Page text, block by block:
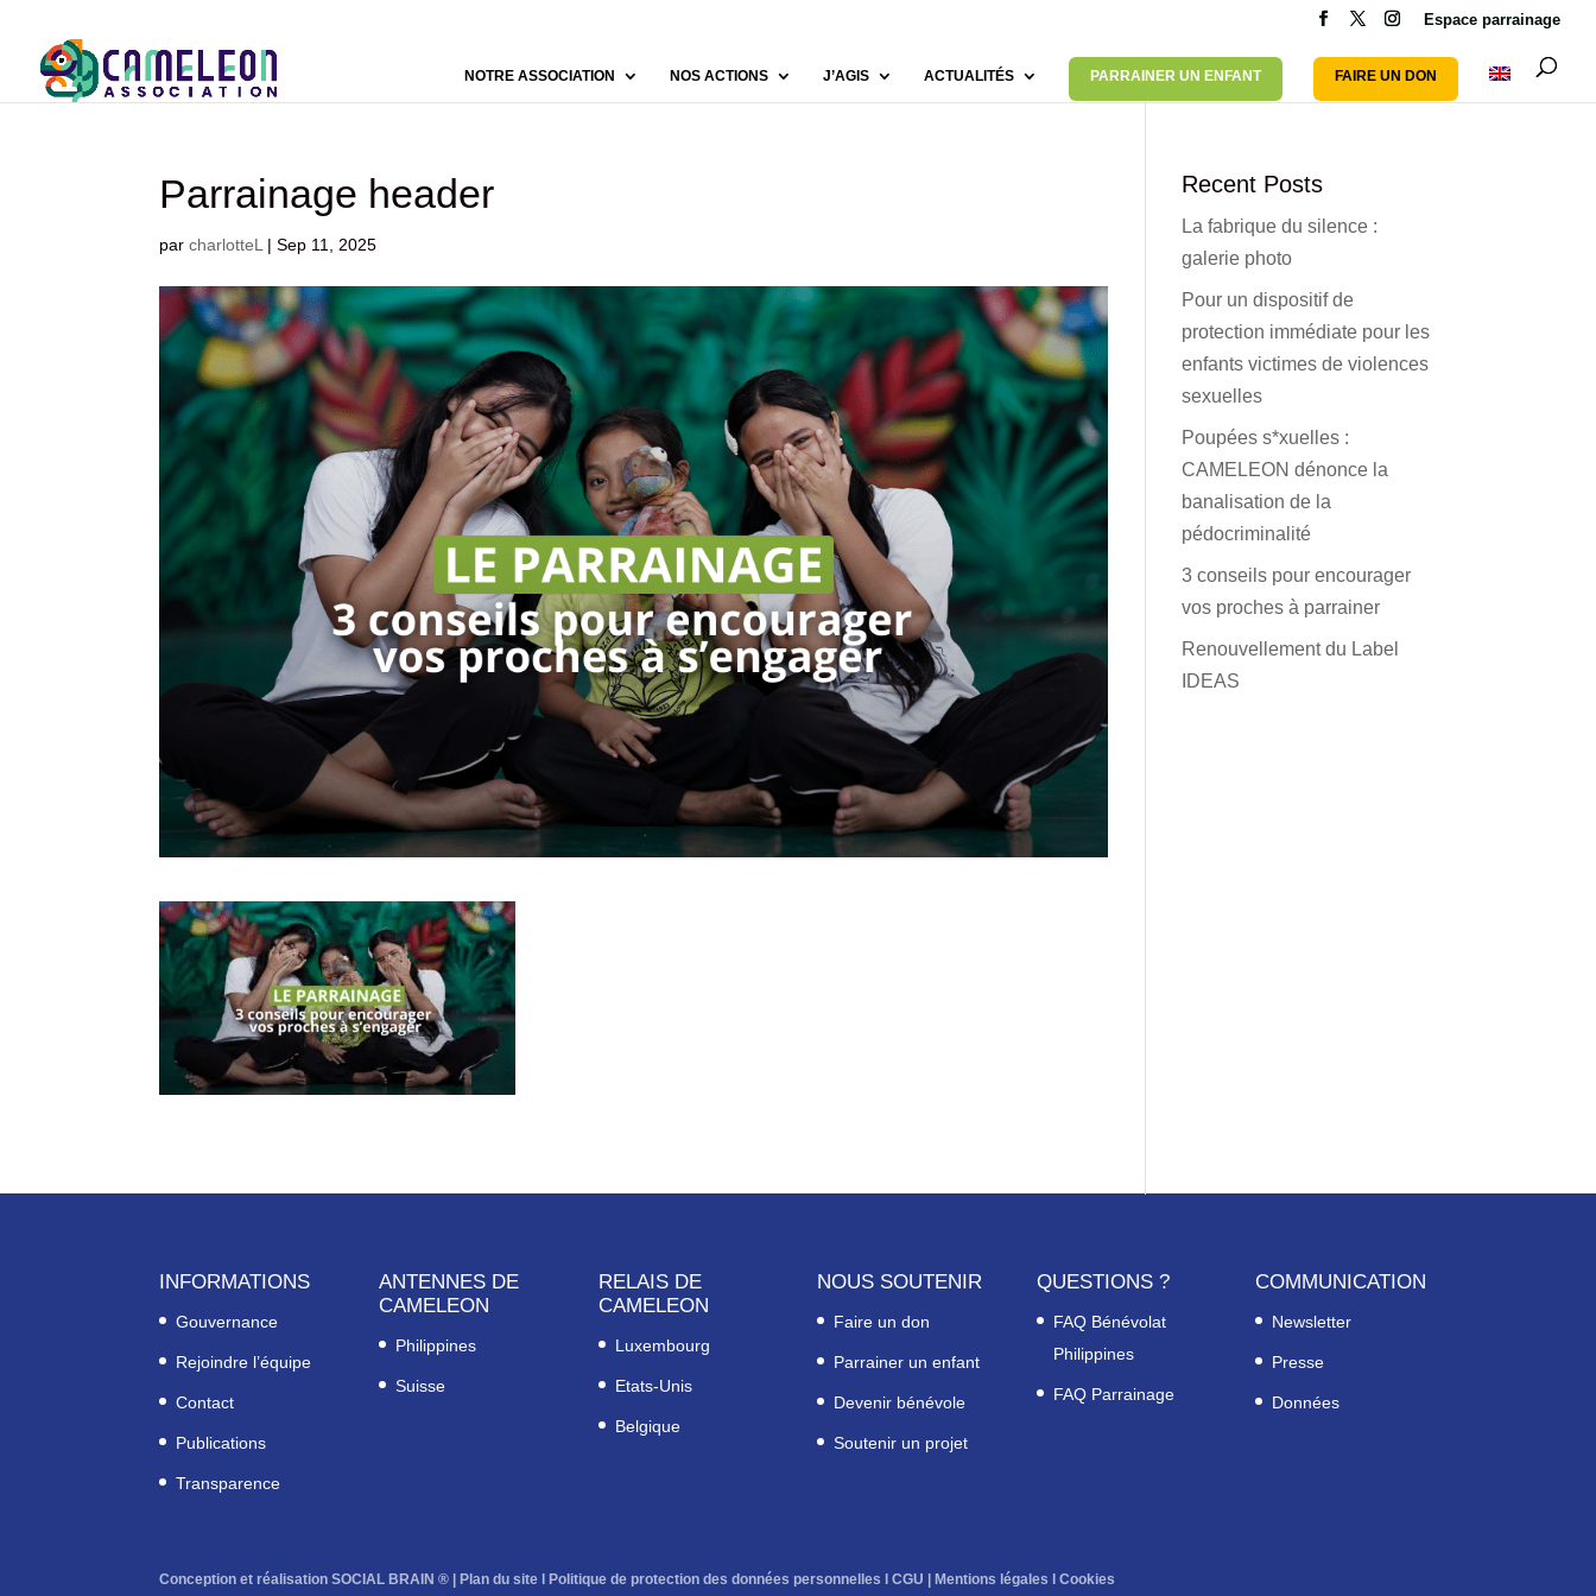
Espace parrainage
NOTRE ASSOCIATION NOS ACTIONS J’AGIS ACTUALITÉS PARRAINER UN ENFANT FAIRE UN DON
Parrainage header
parcharlotteL |Sep 11, 2025
Recent Posts
La fabrique du silence :
galerie photo
Pour un dispositif de
protection immédiate pour les
enfants victimes de violences
sexuelles
Poupées s*xuelles :
CAMELEON dénonce la
banalisation de la
pédocriminalité
3 conseils pour encourager
vos proches à parrainer
Renouvellement du Label
IDEAS
INFORMATIONS
Gouvernance
Rejoindre l’équipe
Contact
Publications
Transparence
ANTENNES DE
CAMELEON
Philippines
Suisse
RELAIS DE
CAMELEON
Luxembourg
Etats-Unis
Belgique
NOUS SOUTENIR
Faire un don
Parrainer un enfant
Devenir bénévole
Soutenir un projet
QUESTIONS ?
FAQ Bénévolat
Philippines
FAQ Parrainage
COMMUNICATION
Newsletter
Presse
Données
Conception et réalisation SOCIAL BRAIN ® | Plan du site Politique de protection des données personnelles lCGU Mentions légales lCookies